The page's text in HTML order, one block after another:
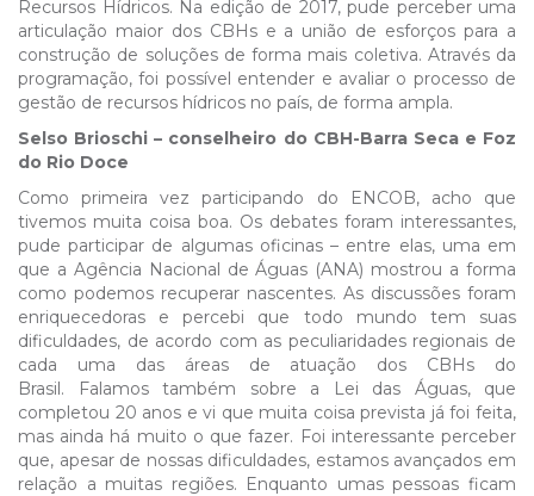
Recursos Hídricos. Na edição de 2017, pude perceber uma
articulação maior dos CBHs e a união de esforços para a
construção de soluções de forma mais coletiva. Através da
programação, foi possível entender e avaliar o processo de
gestão de recursos hídricos no país, de forma ampla.
Selso Brioschi – conselheiro do CBH-Barra Seca e Foz
do Rio Doce
Como primeira vez participando do ENCOB, acho que
tivemos muita coisa boa. Os debates foram interessantes,
pude participar de algumas oficinas – entre elas, uma em
que a Agência Nacional de Águas (ANA) mostrou a forma
como podemos recuperar nascentes. As discussões foram
enriquecedoras e percebi que todo mundo tem suas
dificuldades, de acordo com as peculiaridades regionais de
cada uma das áreas de atuação dos CBHs do
Brasil. Falamos também sobre a Lei das Águas, que
completou 20 anos e vi que muita coisa prevista já foi feita,
mas ainda há muito o que fazer. Foi interessante perceber
que, apesar de nossas dificuldades, estamos avançados em
relação a muitas regiões. Enquanto umas pessoas ficam